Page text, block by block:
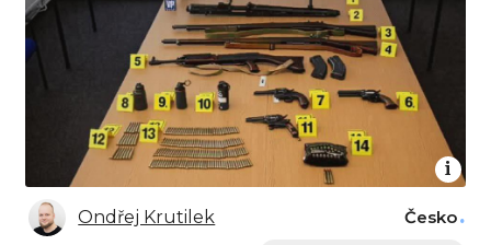
Ondřej Krutilek Česko